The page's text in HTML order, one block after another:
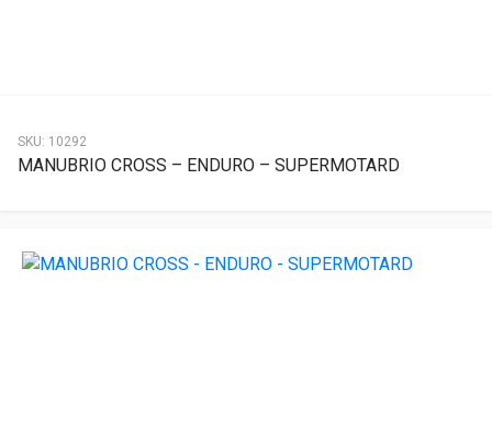
SKU: 10292
MANUBRIO CROSS – ENDURO – SUPERMOTARD